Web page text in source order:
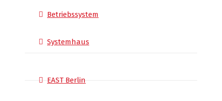
Betriebssystem
Systemhaus
EAST Berlin